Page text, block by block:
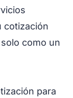
cotización
como un
para